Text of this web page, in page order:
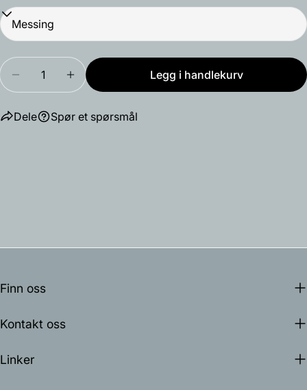
Mengde
Reduser antallet for Arkivlampe 4280
Øk antallet for Arkivlampe 4280
Legg i handlekurv
Dele Spør et spørsmål
Finn oss
Kontakt oss
Linker